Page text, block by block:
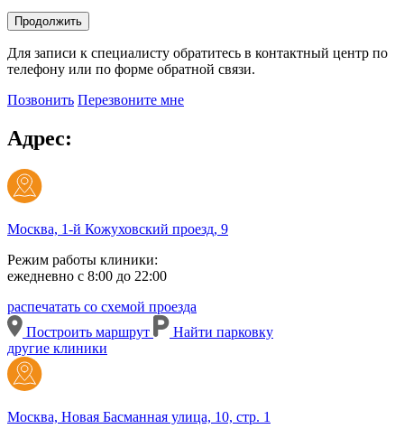
Продолжить
Для записи к специалисту обратитесь в контактный центр по
телефону или по форме обратной связи.
Позвонить Перезвоните мне
Адрес:
Москва, 1-й Кожуховский проезд, 9
Режим работы клиники:
ежедневно с 8:00 до 22:00
распечатать со схемой проезда
Построить маршрут
Найти парковку
другие клиники
Москва, Новая Басманная улица, 10, стр. 1